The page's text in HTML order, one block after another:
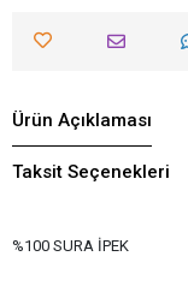
Ürün Açıklaması
Taksit Seçenekleri
%100 SURA İPEK